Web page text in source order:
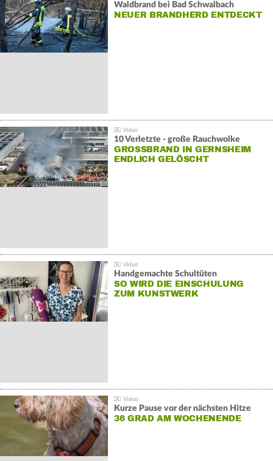
Waldbrand bei Bad Schwalbach
NEUER BRANDHERD ENTDECKT
10 Verletzte - große Rauchwolke
GROSSBRAND IN GERNSHEIM E
NDLICH GELÖSCHT
Handgemachte Schultüten
SO WIRD DIE EINSCHULUNG
ZUM KUNSTWERK
Kurze Pause vor der nächsten Hitze
36 GRAD AM WOCHENENDE